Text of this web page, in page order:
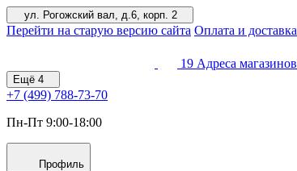
ул. Рогожский вал, д.6, корп. 2
Перейти на старую версию сайта Оплата и доставка
19 Адреса магазинов
Ещё 4
+7 (499) 788-73-70
Пн-Пт 9:00-18:00
Профиль